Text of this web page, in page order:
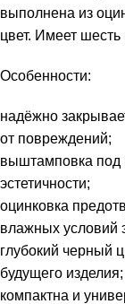
выполнена из
цвет. Имеет
Особенности:
надёжно
от повреждений;
выштамповка под
эстетичности;
оцинковка
влажных условий
глубокий черный
будущего изделия;
компактна и